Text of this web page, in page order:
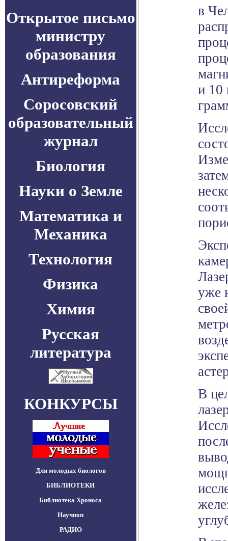
Открытое письмо
министру
образования
Антиреформа
Соросовский
образовательный
журнал
Биология
Науки о Земле
Математика и
Механика
Технология
Физика
Химия
Русская
литература
КОНКУРСЫ
Для молодых биологов
БИБЛИОТЕКИ
Библиотека Хроноса
Научпоп
РАДИО
в
и 10
уже
В